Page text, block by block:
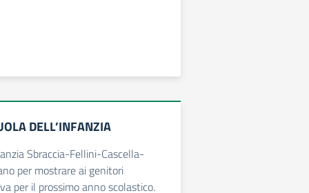
DELL’INFANZIA
Sbraccia-Fellini-Cascella-
per mostrare ai genitori
per il prossimo anno scolastico.